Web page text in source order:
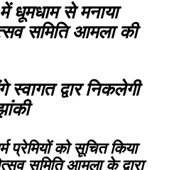
धूमधाम से मनाया
समिति आमला की
द्वार निकलेगी
प्रेमियों को सूचित किया
समिति आमला के द्वारा